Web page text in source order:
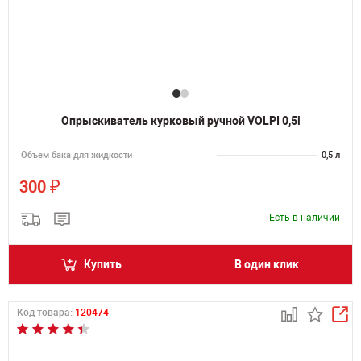
Опрыскиватель курковый ручной VOLPI 0,5l
Объем бака для жидкости 0,5 л
300 ₽
Есть в наличии
Купить В один клик
Код товара: 120474